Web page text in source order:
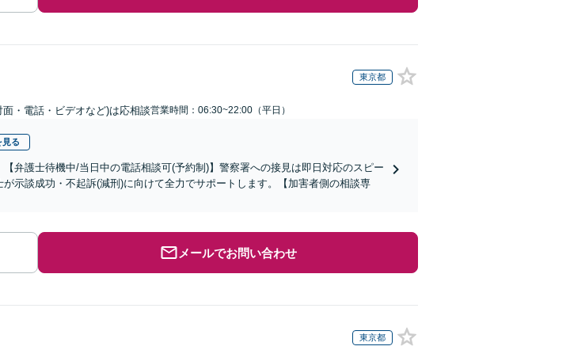
東京都
面・電話・ビデオなど)は応相談営業時間：06:30~22:00（平日）
見る
【弁護士待機中/当日中の電話相談可(予約制)】警察署への接見は即日対応のスピー
が示談成功・不起訴(減刑)に向けて全力でサポートします。【加害者側の相談専
メールでお問い合わせ
東京都